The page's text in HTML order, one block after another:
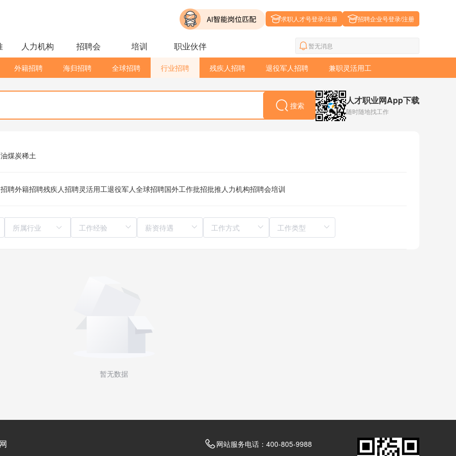
求职人才号登录/注册 招聘企业号登录/注册
人力机构 招聘会 培训 职业伙伴 暂无消息
外籍招聘 海归招聘 全球招聘 行业招聘 残疾人招聘 退役军人招聘 兼职灵活用工
搜索 人才职业网App下载
随时随地找工作
煤炭稀土
聘外籍招聘残疾人招聘灵活用工退役军人全球招聘国外工作批招批推人力机构招聘会培训
所属行业
暂无数据
网站服务电话：400-805-9988